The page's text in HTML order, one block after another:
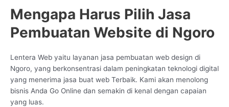
Mengapa Harus Pilih Jasa
Pembuatan Website di Ngoro
Lentera Web yaitu layanan jasa pembuatan web design di
Ngoro, yang berkonsentrasi dalam peningkatan teknologi digital
yang menerima jasa buat web Terbaik. Kami akan menolong
bisnis Anda Go Online dan semakin di kenal dengan capaian
yang luas.